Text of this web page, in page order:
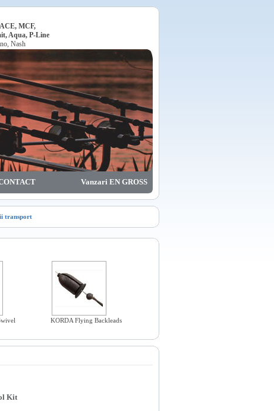
MCF,
Aqua, P-Line
Nash
Vanzari EN GROSS
transport
KORDA Flying Backleads
Kit